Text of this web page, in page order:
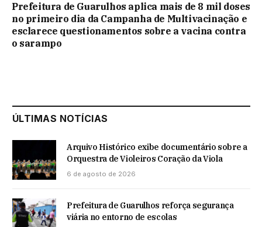
Prefeitura de Guarulhos aplica mais de 8 mil doses
no primeiro dia da Campanha de Multivacinação e
esclarece questionamentos sobre a vacina contra
o sarampo
ÚLTIMAS NOTÍCIAS
Arquivo Histórico exibe documentário sobre a
Orquestra de Violeiros Coração da Viola
6 de agosto de 2026
Prefeitura de Guarulhos reforça segurança
viária no entorno de escolas